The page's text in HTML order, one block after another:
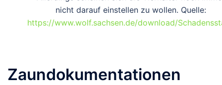
nicht darauf einstellen zu wollen. Quelle:
https://www.wolf.sachsen.de/download/
Zaundokumentationen